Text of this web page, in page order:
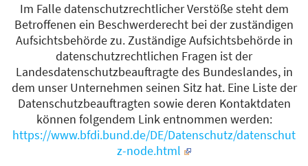
Im Falle datenschutzrechtlicher Verstöße steht dem
Betroffenen ein Beschwerderecht bei der zuständigen
Aufsichtsbehörde zu. Zuständige Aufsichtsbehörde in
datenschutzrechtlichen Fragen ist der
Landesdatenschutzbeauftragte des Bundeslandes, in
dem unser Unternehmen seinen Sitz hat. Eine Liste der
Datenschutzbeauftragten sowie deren Kontaktdaten
können folgendem Link entnommen werden:
https://www.bfdi.bund.de/DE/Datenschutz/datenschut
z-node.html